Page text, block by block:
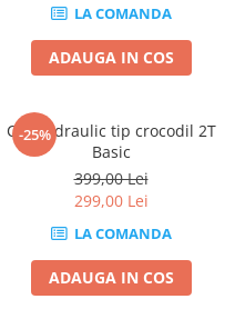
LA COMANDA
ADAUGA IN COS
-25%
Cric hidraulic tip crocodil 2T
Basic
399,00 Lei
299,00 Lei
LA COMANDA
ADAUGA IN COS